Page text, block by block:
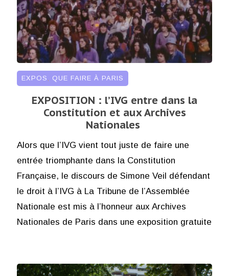
EXPOS , QUE FAIRE À PARIS
EXPOSITION : l’IVG entre dans la
Constitution et aux Archives
Nationales
Alors que l’IVG vient tout juste de faire une
entrée triomphante dans la Constitution
Française, le discours de Simone Veil défendant
le droit à l’IVG à La Tribune de l’Assemblée
Nationale est mis à l’honneur aux Archives
Nationales de Paris dans une exposition gratuite